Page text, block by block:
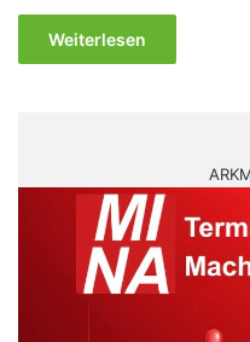
Weiterlesen